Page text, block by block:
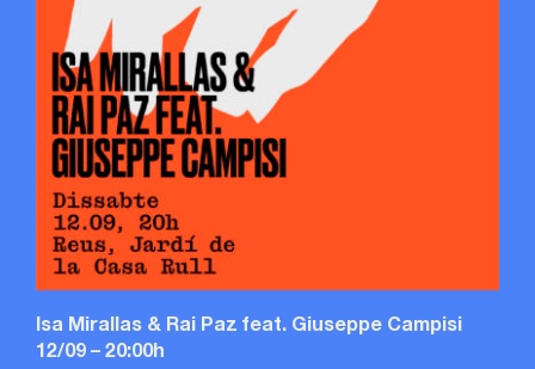
Isa Mirallas & Rai Paz feat. Giuseppe Campisi
12/09 – 20:00h